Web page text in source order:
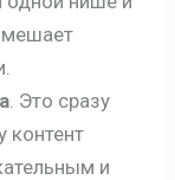
мешает
. Это сразу
контент
и